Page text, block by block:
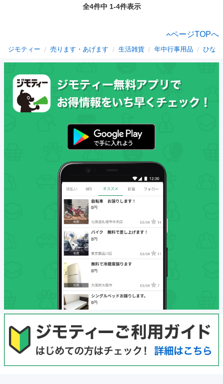
全4件中 1-4件表示
ページTOPへ
ジモティー 売ります・あげます 生活雑貨 年中行事用品 ひな